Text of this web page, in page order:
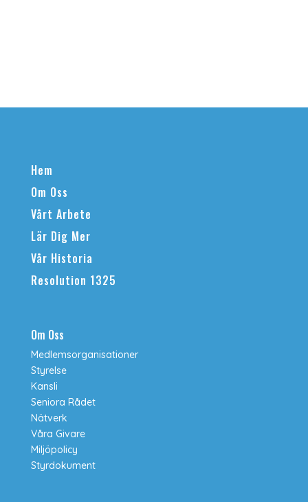
Hem
Om Oss
Vårt Arbete
Lär Dig Mer
Vår Historia
Resolution 1325
Om Oss
Medlemsorganisationer
Styrelse
Kansli
Seniora Rådet
Nätverk
Våra Givare
Miljöpolicy
Styrdokument